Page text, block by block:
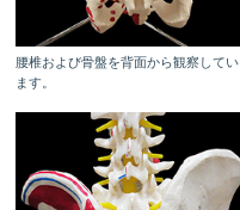
腰椎および骨盤を背面から観察してい
ます。